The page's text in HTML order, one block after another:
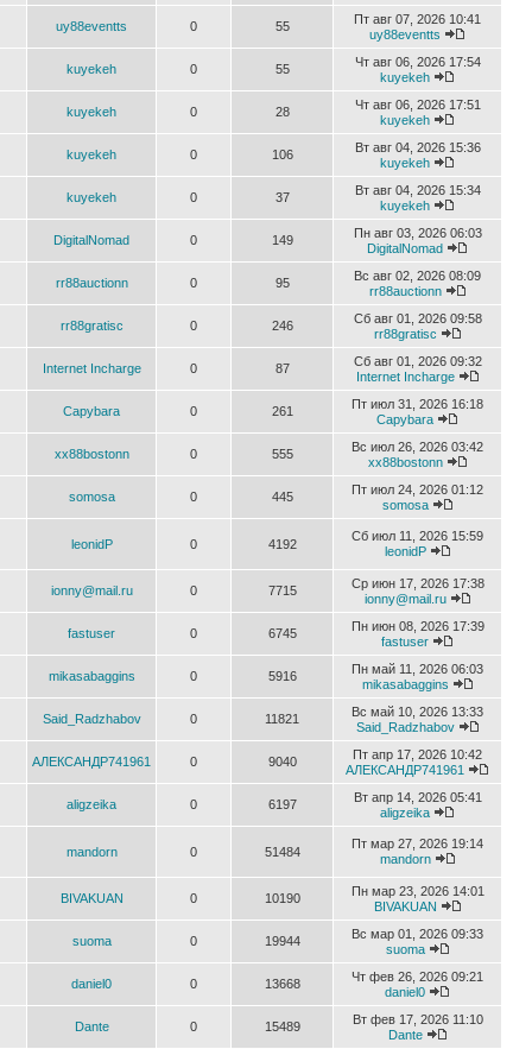
uy88eventts 0 55
Пт авг 07, 2026 10:41
uy88eventts
kuyekeh 0 55
Чт авг 06, 2026 17:54
kuyekeh
kuyekeh 0 28
Чт авг 06, 2026 17:51
kuyekeh
kuyekeh 0 106
Вт авг 04, 2026 15:36
kuyekeh
kuyekeh 0 37
Вт авг 04, 2026 15:34
kuyekeh
DigitalNomad 0 149
Пн авг 03, 2026 06:03
DigitalNomad
rr88auctionn 0 95
Вс авг 02, 2026 08:09
rr88auctionn
rr88gratisc 0 246
Сб авг 01, 2026 09:58
rr88gratisc
Internet Incharge 0 87
Сб авг 01, 2026 09:32
Internet Incharge
Capybara 0 261
Пт июл 31, 2026 16:18
Capybara
xx88bostonn 0 555
Вс июл 26, 2026 03:42
xx88bostonn
somosa 0 445
Пт июл 24, 2026 01:12
somosa
leonidP 0 4192
Сб июл 11, 2026 15:59
leonidP
ionny@mail.ru 0 7715
Ср июн 17, 2026 17:38
ionny@mail.ru
fastuser 0 6745
Пн июн 08, 2026 17:39
fastuser
mikasabaggins 0 5916
Пн май 11, 2026 06:03
mikasabaggins
Said_Radzhabov 0 11821
Вс май 10, 2026 13:33
Said_Radzhabov
АЛЕКСАНДР741961 0 9040
Пт апр 17, 2026 10:42
АЛЕКСАНДР741961
aligzeika 0 6197
Вт апр 14, 2026 05:41
aligzeika
mandorn 0 51484
Пт мар 27, 2026 19:14
mandorn
BIVAKUAN 0 10190
Пн мар 23, 2026 14:01
BIVAKUAN
suoma 0 19944
Вс мар 01, 2026 09:33
suoma
daniel0 0 13668
Чт фев 26, 2026 09:21
daniel0
Dante 0 15489
Вт фев 17, 2026 11:10
Dante